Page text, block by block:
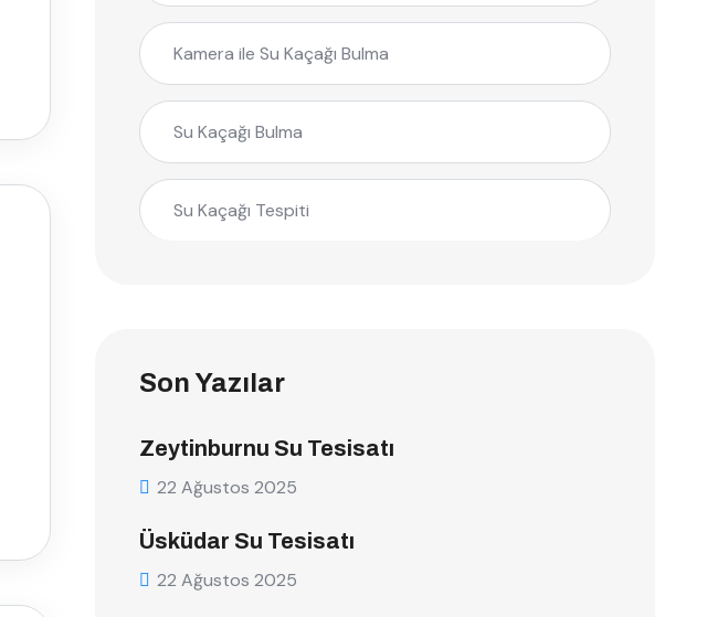
Kamera ile Su Kaçağı Bulma
Su Kaçağı Bulma
Su Kaçağı Tespiti
Son Yazılar
Zeytinburnu Su Tesisatı
22 Ağustos 2025
Üsküdar Su Tesisatı
22 Ağustos 2025